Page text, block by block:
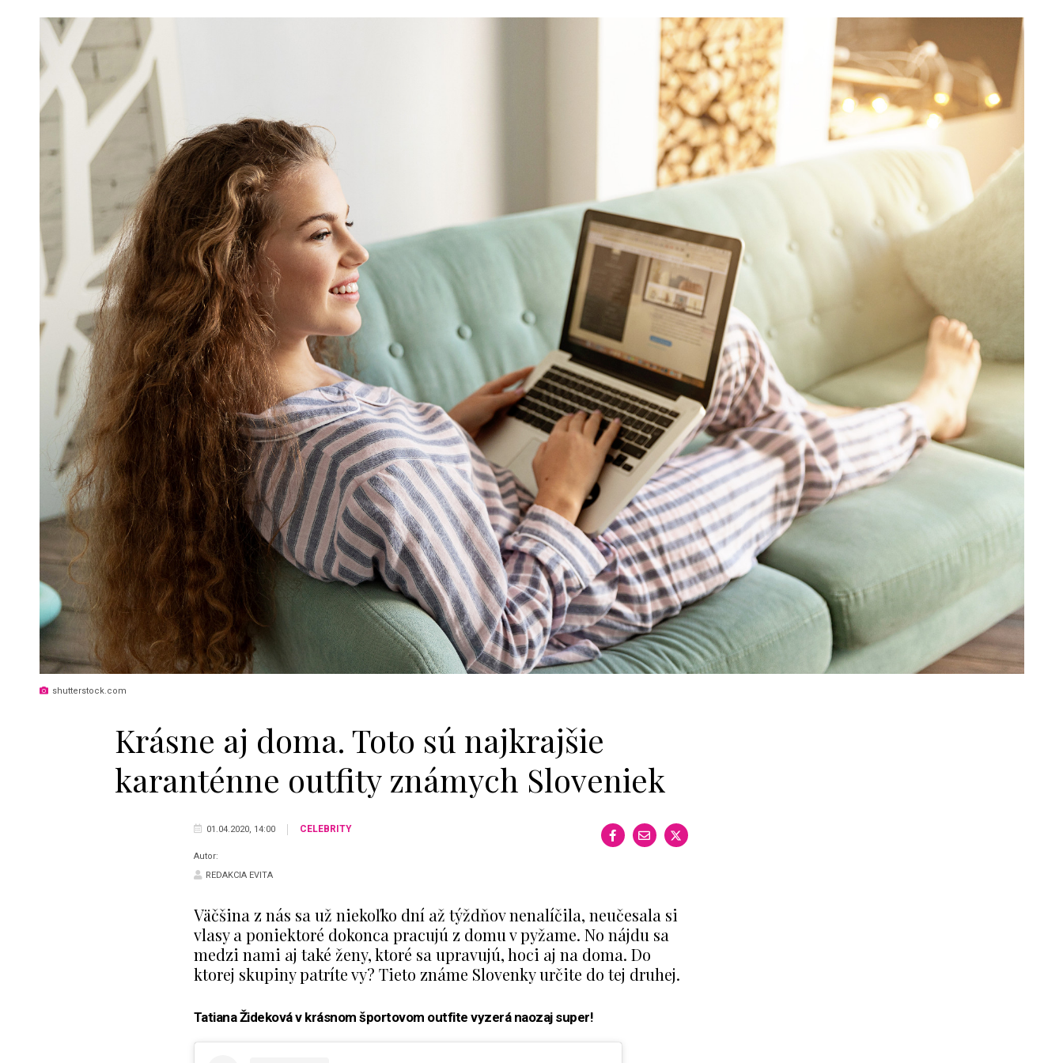
shutterstock.com
Krásne aj doma. Toto sú najkrajšie
karanténne outfity známych Sloveniek
01.04.2020, 14:00 CELEBRITY
Autor:
REDAKCIA EVITA
Väčšina z nás sa už niekoľko dní až týždňov nenalíčila, neučesala si
vlasy a poniektoré dokonca pracujú z domu v pyžame. No nájdu sa
medzi nami aj také ženy, ktoré sa upravujú, hoci aj na doma. Do
ktorej skupiny patríte vy? Tieto známe Slovenky určite do tej druhej.
Tatiana Žideková v krásnom športovom outfite vyzerá naozaj super!